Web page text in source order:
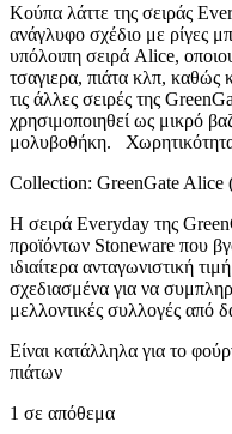
Κούπα λάττε της σειράς
ανάγλυφο σχέδιο με ρίγες
υπόλοιπη σειρά Alice,
τσαγιερα, πιάτα κλπ, καθώς
τις άλλες σειρές της
χρησιμοποιηθεί ως μικρό
μολυβοθήκη.
Collection: GreenGate Alice
Η σειρά Everyday της
προϊόντων Stoneware που
ιδιαίτερα ανταγωνιστική
σχεδιασμένα για να
μελλοντικές συλλογές από
Είναι κατάλληλα για το
πιάτων
1 σε απόθεμα